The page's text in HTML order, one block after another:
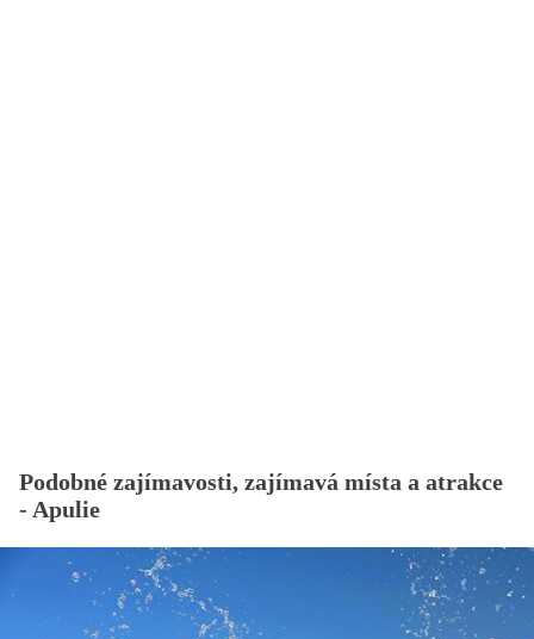
Podobné zajímavosti, zajímavá místa a atrakce
- Apulie